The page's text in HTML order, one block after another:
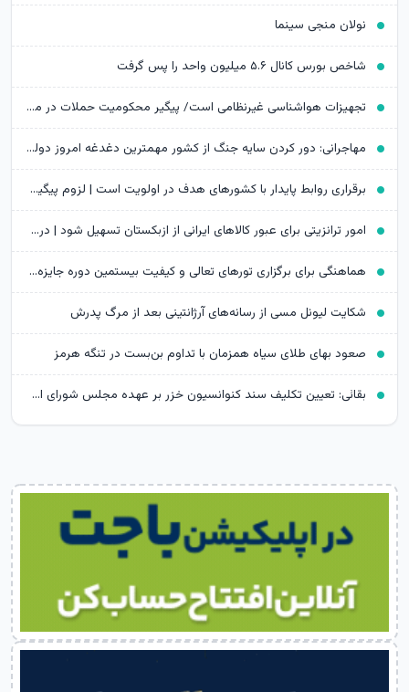
نولان منجی سینما
شاخص بورس کانال ۵.۶ میلیون واحد را پس گرفت
تجهیزات هواشناسی غیرنظامی است/ پیگیر محکومیت حملات در مجامع بین‌المللی هستیم
مهاجرانی: دور کردن سایه جنگ از کشور مهمترین دغدغه امروز دولت است
برقراری روابط پایدار با کشورهای هدف در اولویت است | لزوم پیگیری تسهیل شرایط صدور روادید از سوی بلاروس برای ایرانیان
امور ترانزیتی برای عبور کالاهای ایرانی از ازبکستان تسهیل شود | درخواست لغو روادید ازبکستان برای ایرانیان
هماهنگی برای برگزاری تورهای تعالی و کیفیت بیستمین دوره جایزه ملی در شرکت نفت پارس
شکایت لیونل مسی از رسانه‌های آرژانتینی بعد از مرگ پدرش
صعود بهای طلای سیاه همزمان با تداوم بن‌بست در تنگه هرمز
بقائی: تعیین تکلیف سند کنوانسیون خزر بر عهده مجلس شورای اسلامی است